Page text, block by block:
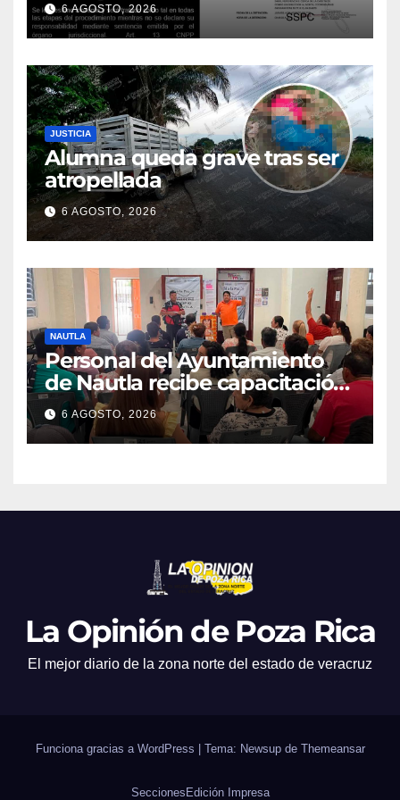
6 AGOSTO, 2026
JUSTICIA
Alumna queda grave tras ser
atropellada
6 AGOSTO, 2026
NAUTLA
Personal del Ayuntamiento
de Nautla recibe capacitación
en atención a emergencias
6 AGOSTO, 2026
La Opinión de Poza Rica
El mejor diario de la zona norte del estado de veracruz
Funciona gracias a WordPress Tema: Newsup de Themeansar
SeccionesEdición Impresa